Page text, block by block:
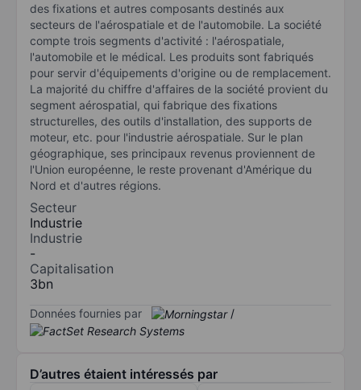
des fixations et autres composants destinés aux
secteurs de l'aérospatiale et de l'automobile. La société
compte trois segments d'activité : l'aérospatiale,
l'automobile et le médical. Les produits sont fabriqués
pour servir d'équipements d'origine ou de remplacement.
La majorité du chiffre d'affaires de la société provient du
segment aérospatial, qui fabrique des fixations
structurelles, des outils d'installation, des supports de
moteur, etc. pour l'industrie aérospatiale. Sur le plan
géographique, ses principaux revenus proviennent de
l'Union européenne, le reste provenant d'Amérique du
Nord et d'autres régions.
Secteur
Industrie
Industrie
-
Capitalisation
3bn
Données fournies par /
D’autres étaient intéressés par